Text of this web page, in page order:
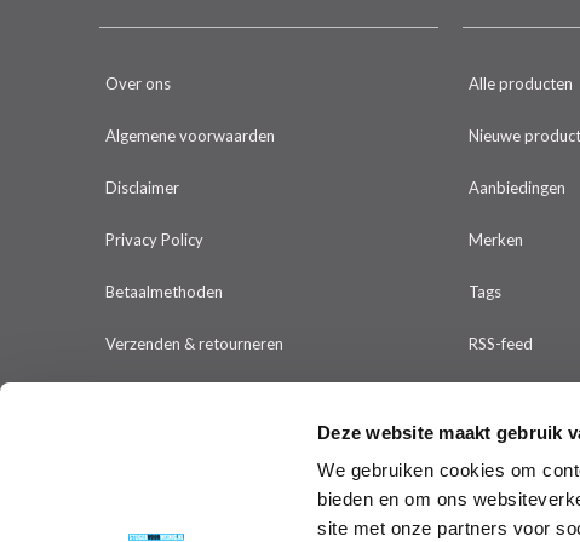
Deze website maakt gebruik
We gebruiken cookies om
bieden en om ons
site met onze partners voor
Over ons
Algemene voorwaarden
Disclaimer
Privacy Policy
Betaalmethoden
Verzenden & retourneren
Alle producten
Nieuwe
Aanbiedingen
Merken
Tags
RSS-feed